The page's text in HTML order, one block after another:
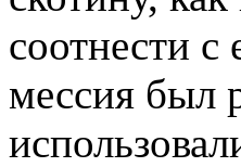
соотнести с
мессия был